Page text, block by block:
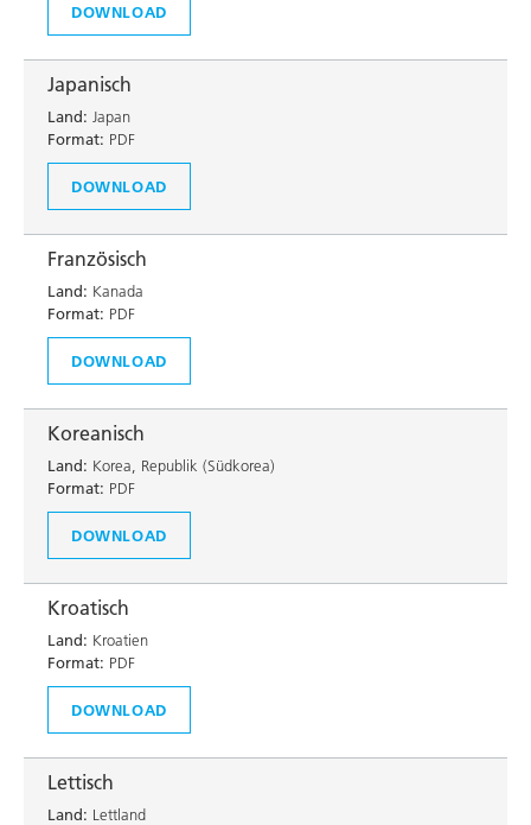
DOWNLOAD
Japanisch
Land: Japan
Format: PDF
DOWNLOAD
Französisch
Land: Kanada
Format: PDF
DOWNLOAD
Koreanisch
Land: Korea, Republik (Südkorea)
Format: PDF
DOWNLOAD
Kroatisch
Land: Kroatien
Format: PDF
DOWNLOAD
Lettisch
Land: Lettland